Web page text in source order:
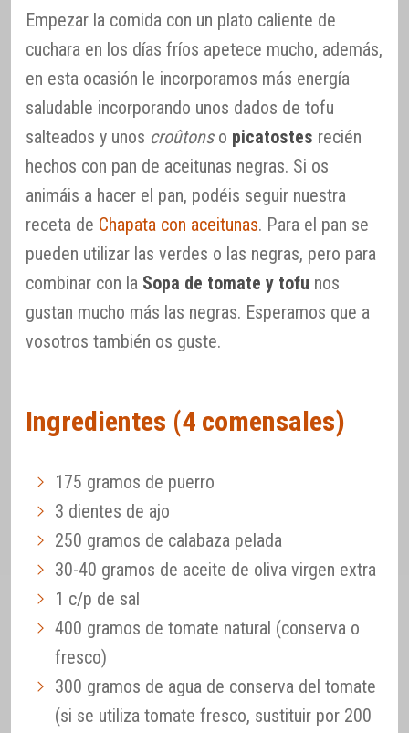
Empezar la comida con un plato caliente de
cuchara en los días fríos apetece mucho, además,
en esta ocasión le incorporamos más energía
saludable incorporando unos dados de tofu
salteados y unos croûtonso picatostes recién
hechos con pan de aceitunas negras. Si os
animáis a hacer el pan, podéis seguir nuestra
receta de Chapata con aceitunas. Para el pan se
pueden utilizar las verdes o las negras, pero para
combinar con la Sopa de tomate y tofu nos
gustan mucho más las negras. Esperamos que a
vosotros también os guste.
Ingredientes (4 comensales)
175 gramos de puerro
3 dientes de ajo
250 gramos de calabaza pelada
30-40 gramos de aceite de oliva virgen extra
1 c/p de sal
400 gramos de tomate natural (conserva o
fresco)
300 gramos de agua de conserva del tomate
(si se utiliza tomate fresco, sustituir por 200